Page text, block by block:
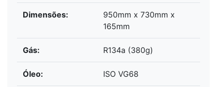
Dimensões:
950mm x 730mm x
165mm
Gás: R134a (380g)
Óleo: ISO VG68